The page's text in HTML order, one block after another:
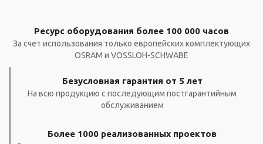
Ресурс оборудования более 100 000 часов
За счет использования только европейских комплектующих
OSRAM и VOSSLOH-SCHWABE
Безусловная гарантия от 5 лет
На всю продукцию с последующим постгарантийным
обслуживанием
Более 1000 реализованных проектов